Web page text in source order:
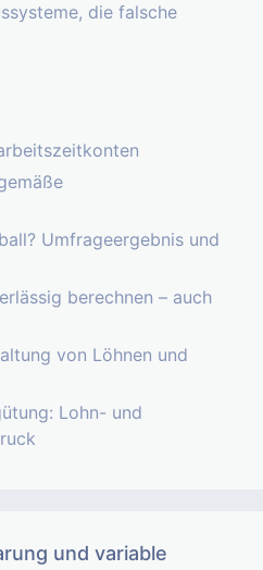
die falsche
Umfrageergebnis und
berechnen – auch
von Löhnen und
Lohn- und
und variable